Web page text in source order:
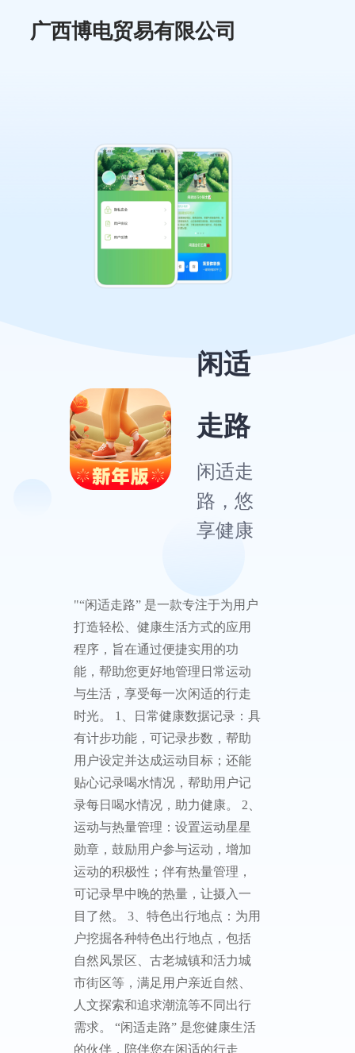
广西博电贸易有限公司
闲适
走路
闲适走
路，悠
享健康
"“闲适走路” 是一款专注于为用户
打造轻松、健康生活方式的应用
程序，旨在通过便捷实用的功
能，帮助您更好地管理日常运动
与生活，享受每一次闲适的行走
时光。 1、日常健康数据记录：具
有计步功能，可记录步数，帮助
用户设定并达成运动目标；还能
贴心记录喝水情况，帮助用户记
录每日喝水情况，助力健康。 2、
运动与热量管理：设置运动星星
勋章，鼓励用户参与运动，增加
运动的积极性；伴有热量管理，
可记录早中晚的热量，让摄入一
目了然。 3、特色出行地点：为用
户挖掘各种特色出行地点，包括
自然风景区、古老城镇和活力城
市街区等，满足用户亲近自然、
人文探索和追求潮流等不同出行
需求。 “闲适走路” 是您健康生活
的伙伴，陪伴您在闲适的行走